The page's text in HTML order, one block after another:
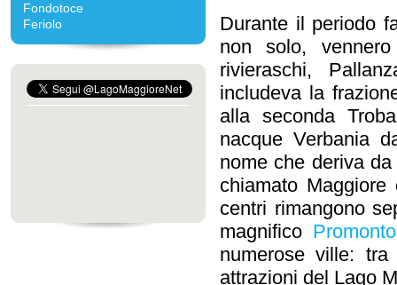
Fondotoce
Feriolo
Durante il periodo
non solo,
rivieraschi,
includeva la
alla seconda
nacque Verbania
nome che deriva
chiamato
centri rimangono
magnifico
numerose ville:
attrazioni del Lago